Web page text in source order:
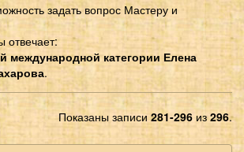
задать вопрос Мастеру и
отвечает:
международной категории Елена
.
Показаны записи 281-296 из296.